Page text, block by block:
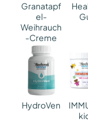
Granatapf
el-
Weihrauch
-Creme
HydroVen